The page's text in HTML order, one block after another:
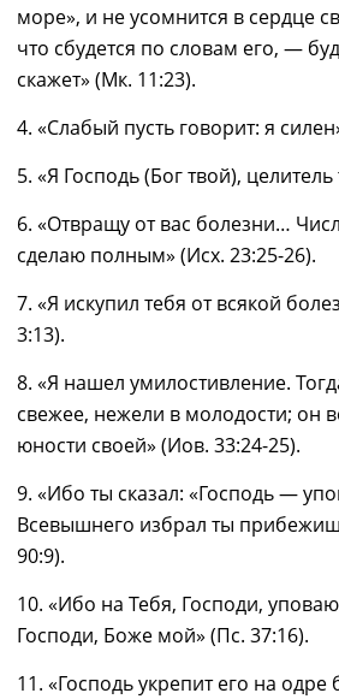
море», и не усомнится в сердце
что сбудется по словам его, ―
скажет» (Мк. 11:23).
4. «Слабый пусть говорит: я
5. «Я Господь (Бог твой),
6. «Отвращу от вас болезни…
сделаю полным» (Исх. 23:25-26).
7. «Я искупил тебя от всякой
3:13).
8. «Я нашел умилостивление.
свежее, нежели в молодости; он
юности своей» (Иов. 33:24-25).
9. «Ибо ты сказал: «Господь —
Всевышнего избрал ты
90:9).
10. «Ибо на Тебя, Господи,
Господи, Боже мой» (Пс. 37:16).
11. «Господь укрепит его на одре